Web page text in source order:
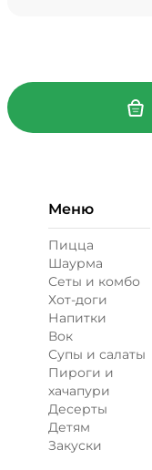
Меню
Пицца
Шаурма
Сеты и комбо
Хот-доги
Напитки
Вок
Супы и салаты
Пироги и
хачапури
Десерты
Детям
Закуски